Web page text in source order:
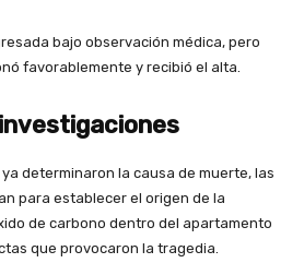
bajo observación médica, pero
favorablemente y recibió el alta.
determinaron la causa de muerte, las
para establecer el origen de la
de carbono dentro del apartamento
que provocaron la tragedia.